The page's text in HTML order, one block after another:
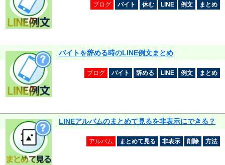
ブログ バイト 休む LINE 例文 まとめ
バイトを辞める時のLINE例文まとめ
ブログ バイト 辞める LINE 例文 まとめ
LINEアルバムのまとめて見るを非表示にできる？
アルバム まとめて見る 非表示 削除 方法